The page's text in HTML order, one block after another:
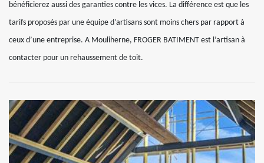
bénéficierez aussi des garanties contre les vices. La différence est que les
tarifs proposés par une équipe d’artisans sont moins chers par rapport à
ceux d’une entreprise. A Mouliherne, FROGER BATIMENT est l’artisan à
contacter pour un rehaussement de toit.